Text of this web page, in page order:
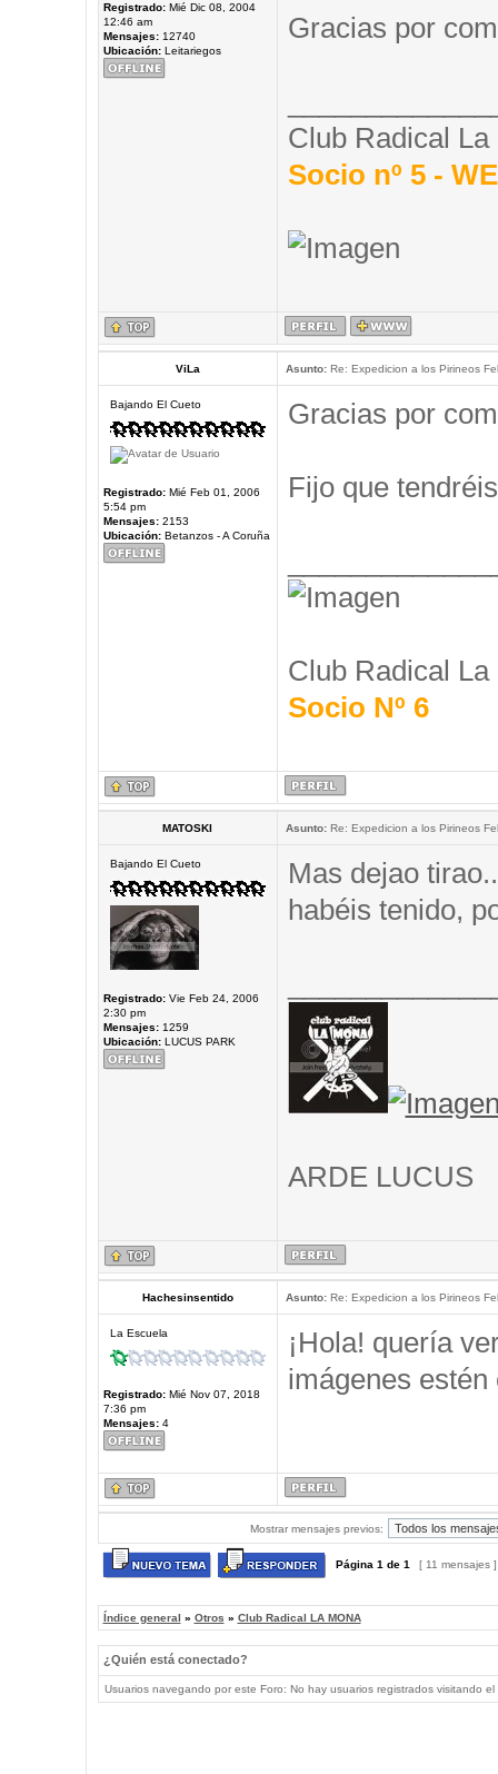
Registrado:Mié Dic 08, 2004
12:46 am
Mensajes:12740
Ubicación:Leitariegos
Gracias por
Club Radical La
Socio nº 5 -
ViLa Asunto:Re: Expedicion a los Pirineos
Bajando El Cueto
Registrado:Mié Feb 01, 2006
5:54 pm
Mensajes:2153
Ubicación:Betanzos - A Coruña
Gracias por
Fijo que
Club Radical La
Socio Nº 6
MATOSKI Asunto:Re: Expedicion a los Pirineos
Bajando El Cueto
Registrado:Vie Feb 24, 2006
2:30 pm
Mensajes:1259
Ubicación:LUCUS PARK
Mas dejao
habéis tenido,
ARDE LUCUS
Hachesinsentido Asunto:Re: Expedicion a los Pirineos
La Escuela
Registrado:Mié Nov 07, 2018
7:36 pm
Mensajes:4
¡Hola! quería
imágenes
Mostrar mensajes previos:
Página 1 de 1 [ 11 mensajes
Índice general » Otros » Club Radical LA MONA
¿Quién está conectado?
Usuarios navegando por este Foro: No hay usuarios registrados visitando